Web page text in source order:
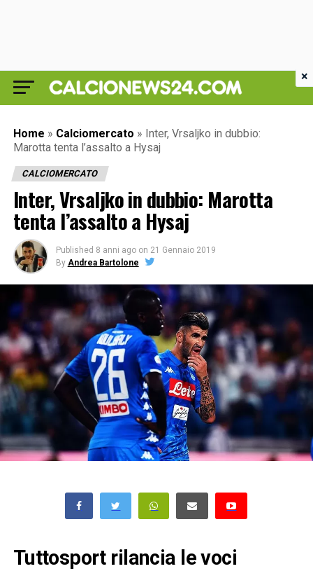
Home » Calciomercato » Inter, Vrsaljko in dubbio:
Marotta tenta l’assalto a Hysaj
CALCIOMERCATO
Inter, Vrsaljko in dubbio: Marotta
tenta l’assalto a Hysaj
Published 8 anni ago on 21 Gennaio 2019
By Andrea Bartolone
Tuttosport rilancia le voci
×